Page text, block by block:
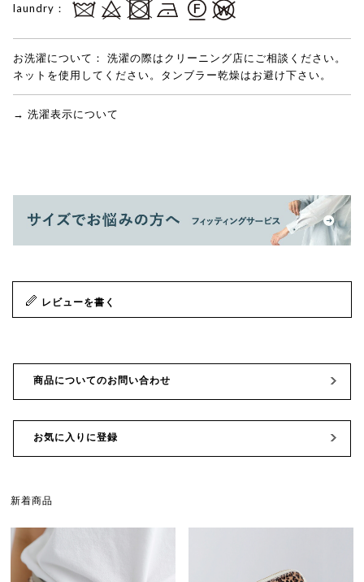
laundry：
お洗濯について：
洗濯の際はクリーニング店にご相談ください。
ネットを使用してください。タンブラー乾燥はお避け下さい。
→ 洗濯表示について
レビューを書く
商品についてのお問い合わせ
お気に入りに登録
新着商品